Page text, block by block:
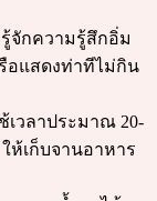
จักความรู้สึกอิ่ม
อแสดงท่าทีไม่กิน
เวลาประมาณ 20-
ห้เก็บจานอาหาร